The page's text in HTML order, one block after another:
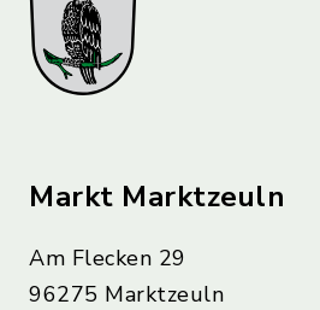
Markt Marktzeuln
Am Flecken 29
96275 Marktzeuln